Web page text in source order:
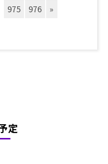
975 976 »
定